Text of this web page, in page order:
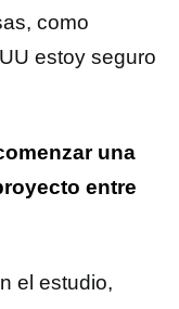
como
estoy seguro
una
entre
el estudio,